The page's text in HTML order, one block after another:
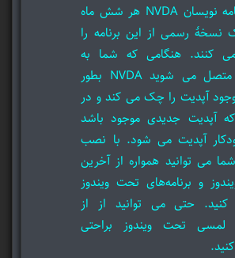
گروه برنامه نویسان NVDA هر شش ماه
نسخۀ رسمی از این برنامه را
کنند. هنگامی که شما به
اینترنت متصل می شوید NVDA بطور
آپدیت را چک می کند و در
آپدیت جدیدی موجود باشد
آپدیت می شود. با نصب
NVDA شما می توانید همواره از آخرین
و برنامه‌های تحت ویندوز
کنید. حتی می توانید از از
لمسی تحت ویندوز براحتی